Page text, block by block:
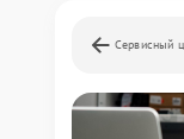
Сервисный